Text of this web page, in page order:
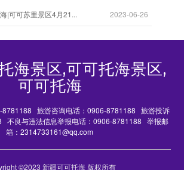
2023-06-26
|可可苏里景区4月21...
海景区,可可托海景区,
可可托海
8781188 旅游咨询电话：0906-8781188 旅游投诉
不良与违法信息举报电话：0906-8781188 举报邮
箱：2314733161@qq.com
©2023 新疆可可托海 版权所有